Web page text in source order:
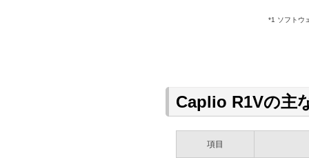
*1 ソフトウ
Caplio R1Vの主
項目